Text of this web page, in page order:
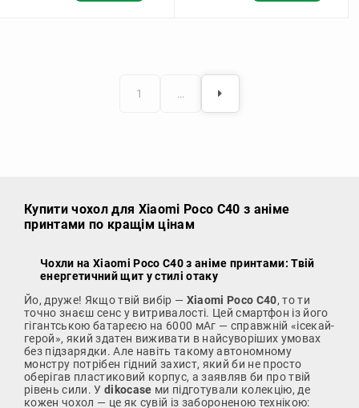
1 …
Купити чохол для Xiaomi Poco C40 з аніме
принтами по кращім цінам
Чохли на Xiaomi Poco C40 з аніме принтами: Твій
енергетичний щит у стилі отаку
Йо, друже! Якщо твій вибір — Xiaomi Poco C40, то ти
точно знаєш сенс у витривалості. Цей смартфон із його
гігантською батареєю на 6000 мАг — справжній «ісекай-
герой», який здатен виживати в найсуворіших умовах
без підзарядки. Але навіть такому автономному
монстру потрібен гідний захист, який би не просто
оберігав пластиковий корпус, а заявляв би про твій
рівень сили. Уdikocase ми підготували колекцію, де
кожен чохол — це як сувій із забороненою технікою: